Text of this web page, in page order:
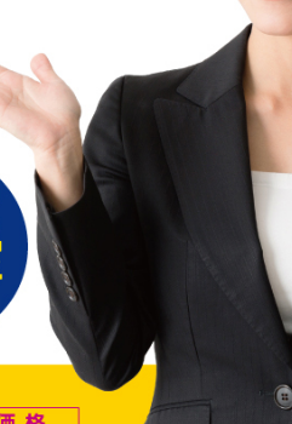
会員制度こすもす倶楽部
大光寺会館斎場